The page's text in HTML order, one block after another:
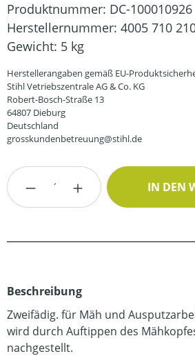
Produktnummer: DC-100010926
Herstellernummer: 4005 710
Gewicht: 5 kg
Herstellerangaben gemäß EU-
Stihl Vetriebszentrale AG & Co. KG
Robert-Bosch-Straße 13
64807 Dieburg
Deutschland
grosskundenbetreuung@stihl.de
Produkt Anzahl: Gib den
IN DEN
Beschreibung
Zweifädig. für Mäh und
wird durch Auftippen des
nachgestellt.